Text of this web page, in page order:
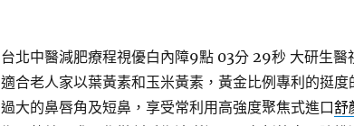
台北中醫減肥療程視優白內障9點 03分 29秒大研生醫
適合老人家以葉黃素和玉米黃素，黃金比例專利的挺度
過大的鼻唇角及短鼻，享受常利用高強度聚焦式進口舒